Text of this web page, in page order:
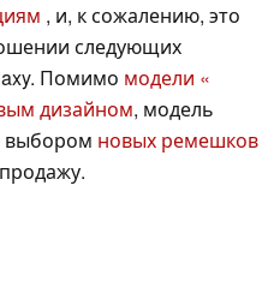
, и, к сожалению, это
следующих
Помимо модели «
дизайном, модель
новых ремешков